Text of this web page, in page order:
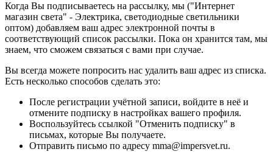
Когда Вы подписываетесь на рассылку, мы ("Интернет
магазин света" - Электрика, светодиодные светильники
оптом) добавляем ваш адрес электронной почты в
соответствующий список рассылки. Пока он хранится там, мы
знаем, что сможем связаться с вами при случае.
Вы всегда можете попросить нас удалить ваш адрес из списка.
Есть несколько способов сделать это:
После регистрации учётной записи, войдите в неё и
отмените подписку в настройках вашего профиля.
Воспользуйтесь ссылкой "Отменить подписку" в
письмах, которые Вы получаете.
Отправить письмо по адресу mma@impersvet.ru.